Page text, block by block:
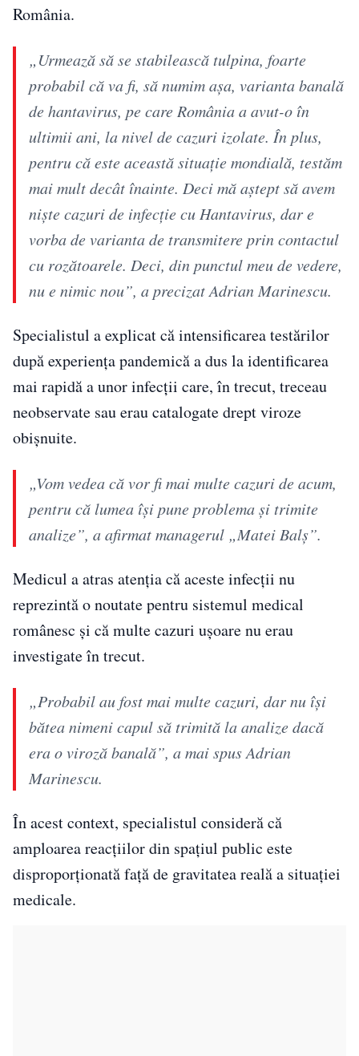
România.
„Urmează să se stabilească tulpina, foarte
probabil că va fi, să numim așa, varianta banală
de hantavirus, pe care România a avut-o în
ultimii ani, la nivel de cazuri izolate. În plus,
pentru că este această situație mondială, testăm
mai mult decât înainte. Deci mă aștept să avem
niște cazuri de infecție cu Hantavirus, dar e
vorba de varianta de transmitere prin contactul
cu rozătoarele. Deci, din punctul meu de vedere,
nu e nimic nou”, a precizat Adrian Marinescu.
Specialistul a explicat că intensificarea testărilor
după experiența pandemică a dus la identificarea
mai rapidă a unor infecții care, în trecut, treceau
neobservate sau erau catalogate drept viroze
obișnuite.
„Vom vedea că vor fi mai multe cazuri de acum,
pentru că lumea își pune problema și trimite
analize”, a afirmat managerul „Matei Balș”.
Medicul a atras atenția că aceste infecții nu
reprezintă o noutate pentru sistemul medical
românesc și că multe cazuri ușoare nu erau
investigate în trecut.
„Probabil au fost mai multe cazuri, dar nu își
bătea nimeni capul să trimită la analize dacă
era o viroză banală”, a mai spus Adrian
Marinescu.
În acest context, specialistul consideră că
amploarea reacțiilor din spațiul public este
disproporționată față de gravitatea reală a situației
medicale.